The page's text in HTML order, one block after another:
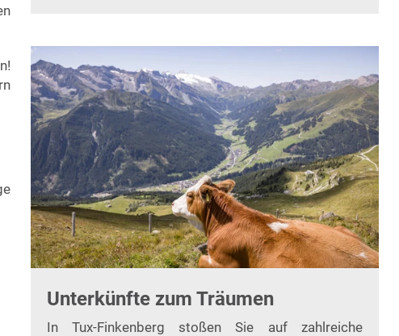
Unterkünfte zum Träumen
In Tux-Finkenberg stoßen Sie auf zahlreiche